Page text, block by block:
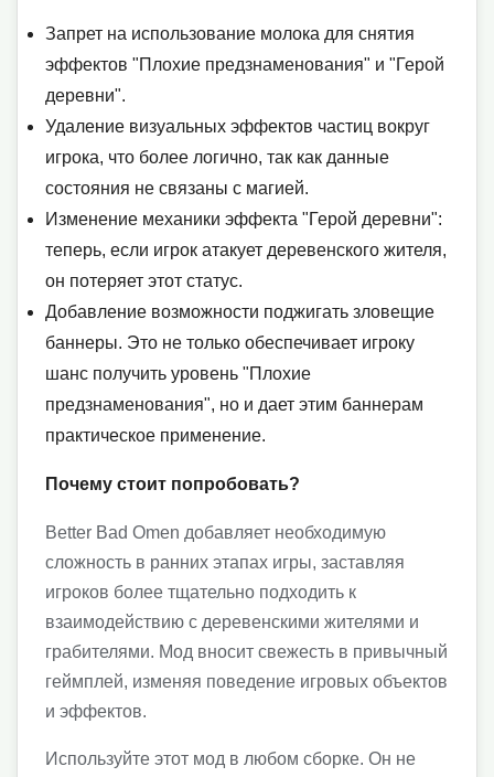
Запрет на использование молока для снятия
эффектов "Плохие предзнаменования" и "Герой
деревни".
Удаление визуальных эффектов частиц вокруг
игрока, что более логично, так как данные
состояния не связаны с магией.
Изменение механики эффекта "Герой деревни":
теперь, если игрок атакует деревенского жителя,
он потеряет этот статус.
Добавление возможности поджигать зловещие
баннеры. Это не только обеспечивает игроку
шанс получить уровень "Плохие
предзнаменования", но и дает этим баннерам
практическое применение.
Почему стоит попробовать?
Better Bad Omen добавляет необходимую
сложность в ранних этапах игры, заставляя
игроков более тщательно подходить к
взаимодействию с деревенскими жителями и
грабителями. Мод вносит свежесть в привычный
геймплей, изменяя поведение игровых объектов
и эффектов.
Используйте этот мод в любом сборке. Он не